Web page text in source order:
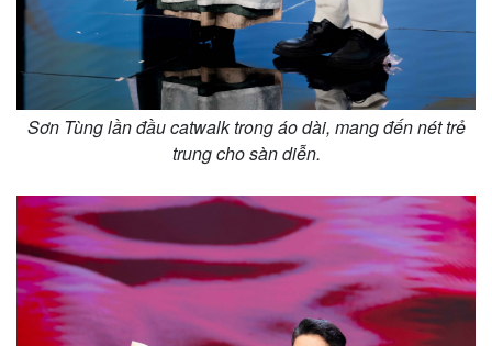
Pháp luật
Quân sự - Quốc phòng
Sơn Tùng lần đầu catwalk trong áo dài, mang đến nét trẻ
trung cho sàn diễn.